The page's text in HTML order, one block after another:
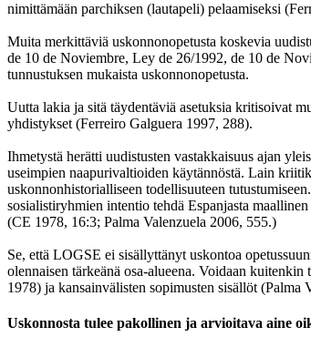
nimittämään parchiksen (lautapeli) pelaamiseksi
Muita merkittäviä uskonnonopetusta koskevia
de 10 de Noviembre, Ley de 26/1992, de 10 de
tunnustuksen mukaista uskonnonopetusta.
Uutta lakia ja sitä täydentäviä asetuksia kritisoivat
yhdistykset (Ferreiro Galguera 1997, 288).
Ihmetystä herätti uudistusten vastakkaisuus ajan
useimpien naapurivaltioiden käytännöstä. Lain
uskonnonhistorialliseen todellisuuteen
sosialistiryhmien intentio tehdä Espanjasta
(CE 1978, 16:3; Palma Valenzuela 2006, 555.)
Se, että LOGSE ei sisällyttänyt uskontoa
olennaisen tärkeänä osa-alueena. Voidaan
1978) ja kansainvälisten sopimusten sisällöt (Palma
Uskonnosta tulee pakollinen ja arvioitava aine